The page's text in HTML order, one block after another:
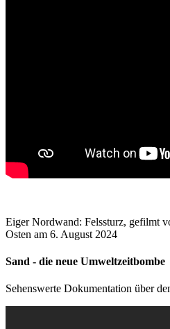
Eiger Nordwand: Felssturz, gefilmt
Osten am 6. August 2024
Sand - die neue Umweltzeitbombe
Sehenswerte Dokumentation über